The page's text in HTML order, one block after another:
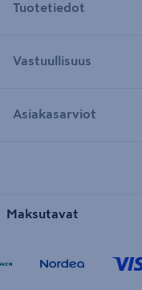
Tuotetiedot
Vastuullisuus
Asiakasarviot
Maksutavat